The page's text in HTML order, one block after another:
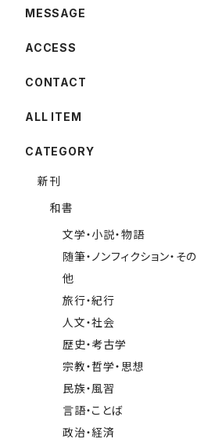
MESSAGE
ACCESS
CONTACT
ALL ITEM
CATEGORY
新刊
和書
文学・小説・物語
随筆・ノンフィクション・その
他
旅行・紀行
人文・社会
歴史・考古学
宗教・哲学・思想
民族・風習
言語・ことば
政治・経済